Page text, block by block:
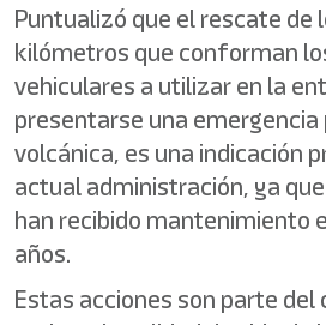
Puntualizó que el rescate de
kilómetros que conforman
vehiculares a utilizar en la
presentarse una
volcánica, es una indicación
actual administración, ya
han recibido mantenimiento
años.
Estas acciones son parte del